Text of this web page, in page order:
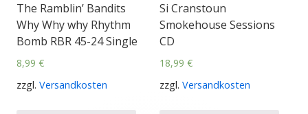
The Ramblin’ Bandits
Why Why why Rhythm
Bomb RBR 45-24 Single
8,99 €
zzgl. Versandkosten
Si Cranstoun
Smokehouse Sessions
CD
18,99 €
zzgl. Versandkosten